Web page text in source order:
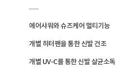
에어샤워와 슈즈케어 멀티기능
개별 히터팬을 통한 신발 건조
개별 UV-C를 통한 신발 살균소독